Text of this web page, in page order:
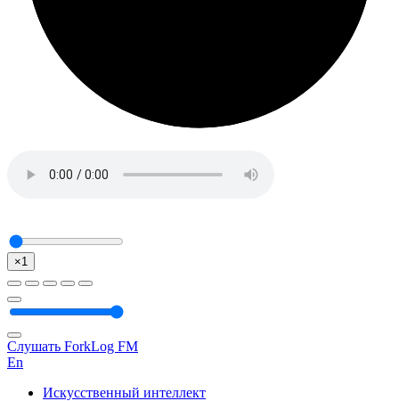
×1
Слушать ForkLog FM
En
Искусственный интеллект